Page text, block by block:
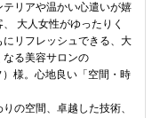
リアや温かい心遣いが嬉
大人女性がゆったりく
リフレッシュできる、大
る美容サロンの
様。心地良い「空間・時
の空間、卓越した技術、